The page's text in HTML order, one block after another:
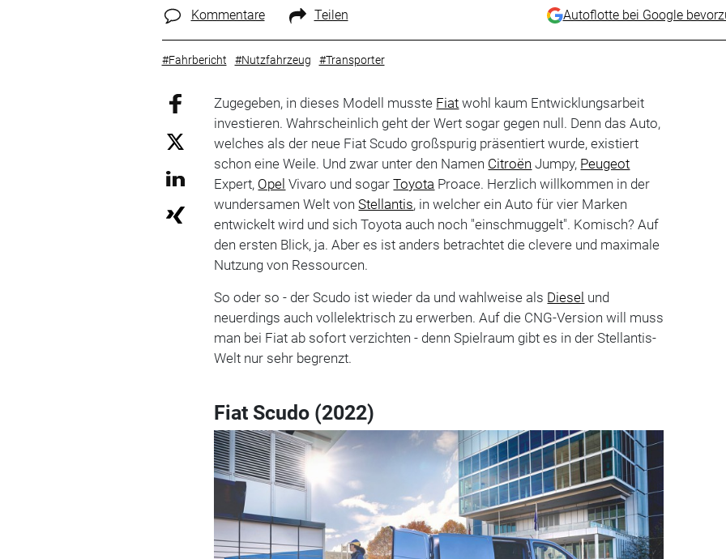
Kommentare Teilen Autoflotte bei Google
#Fahrbericht #Nutzfahrzeug #Transporter
Zugegeben, in dieses Modell musste Fiat wohl kaum Entwicklungsarbeit
investieren. Wahrscheinlich geht der Wert sogar gegen null. Denn das Auto,
welches als der neue Fiat Scudo großspurig präsentiert wurde, existiert
schon eine Weile. Und zwar unter den Namen Citroën Jumpy, Peugeot
Expert, Opel Vivaro und sogarToyota Proace. Herzlich willkommen in der
wundersamen Welt vonStellantis, in welcher ein Auto für vier Marken
entwickelt wird und sich Toyota auch noch "einschmuggelt". Komisch? Auf
den ersten Blick, ja. Aber es ist anders betrachtet die clevere und maximale
Nutzung von Ressourcen.
So oder so - der Scudo ist wieder da und wahlweise als Diesel und
neuerdings auch vollelektrisch zu erwerben. Auf die CNG-Version will muss
man bei Fiat ab sofort verzichten - denn Spielraum gibt es in der Stellantis-
Welt nur sehr begrenzt.
Fiat Scudo (2022)